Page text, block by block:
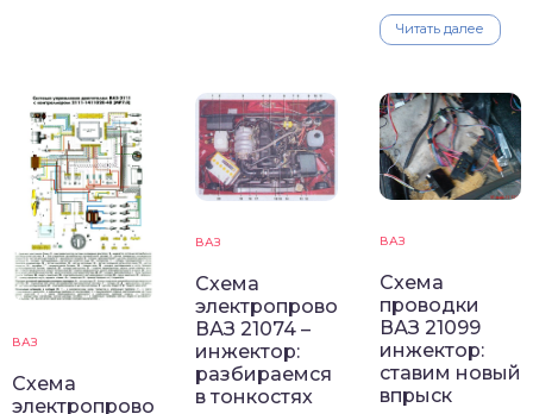
Читать далее
ВАЗ
Схема
электропроводки
ВАЗ
Схема
электропроводки
ВАЗ 21074 –
инжектор:
разбираемся
в тонкостях
ВАЗ
Схема
проводки
ВАЗ 21099
инжектор:
ставим новый
впрыск